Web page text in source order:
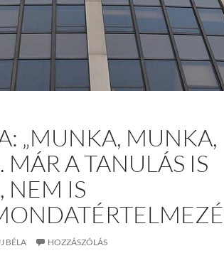
„MUNKA, MUNKA,
A TANULÁS IS
NEM IS
BÉLA HOZZÁSZÓLÁS